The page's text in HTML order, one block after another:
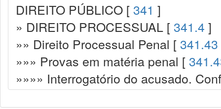
DIREITO PÚBLICO [ 341 ]
» DIREITO PROCESSUAL [ 341.4 ]
»» Direito Processual Penal [ 341.43
»»» Provas em matéria penal [
»»»» Interrogatório do acusado.